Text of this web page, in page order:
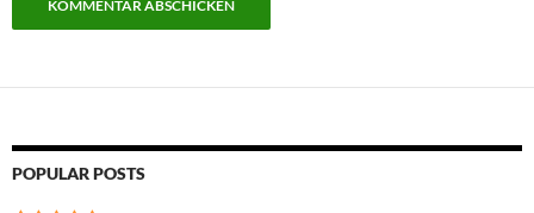
POPULAR POSTS